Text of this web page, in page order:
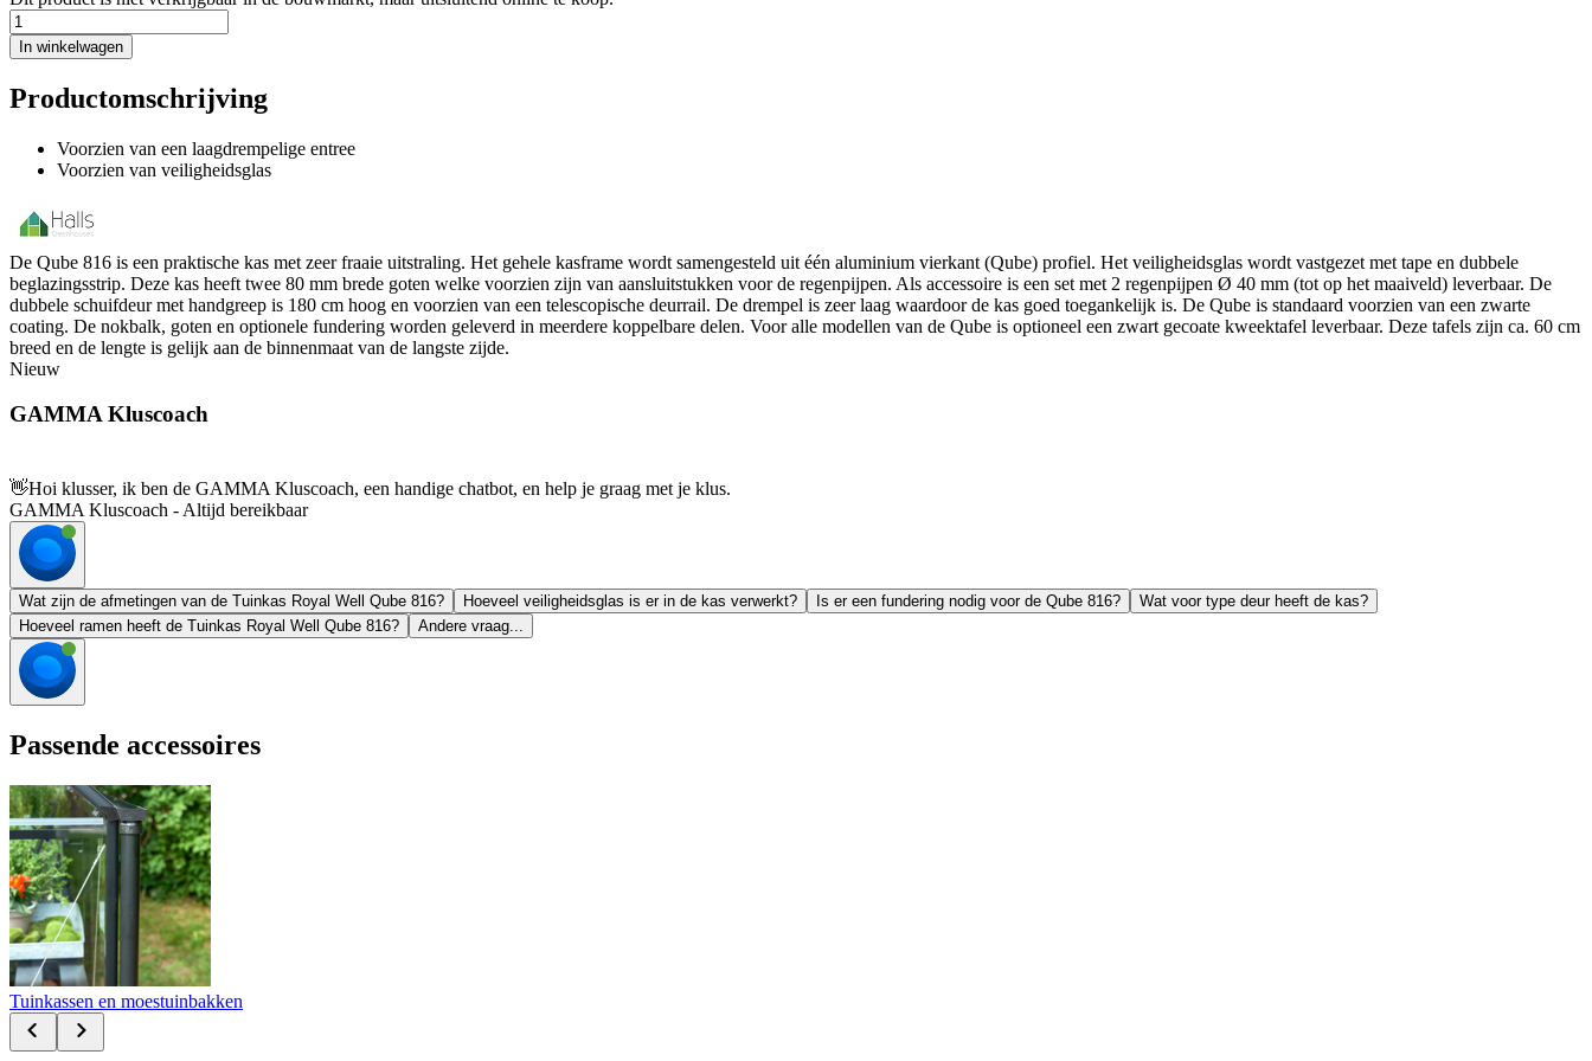
In winkelwagen
Productomschrijving
Voorzien van een laagdrempelige entree
Voorzien van veiligheidsglas
De Qube 816 is een praktische kas met zeer fraaie uitstraling. Het gehele kasframe wordt samengesteld uit één aluminium vierkant (Qube) profiel. Het veiligheidsglas wordt vastgezet met tape en dubbele
beglazingsstrip. Deze kas heeft twee 80 mm brede goten welke voorzien zijn van aansluitstukken voor de regenpijpen. Als accessoire is een set met 2 regenpijpen Ø 40 mm (tot op het maaiveld) leverbaar. De
dubbele schuifdeur met handgreep is 180 cm hoog en voorzien van een telescopische deurrail. De drempel is zeer laag waardoor de kas goed toegankelijk is. De Qube is standaard voorzien van een zwarte
coating. De nokbalk, goten en optionele fundering worden geleverd in meerdere koppelbare delen. Voor alle modellen van de Qube is optioneel een zwart gecoate kweektafel leverbaar. Deze tafels zijn ca. 60 cm
breed en de lengte is gelijk aan de binnenmaat van de langste zijde.
Nieuw
GAMMA Kluscoach
👋Hoi klusser, ik ben de GAMMA Kluscoach, een handige chatbot, en help je graag met je klus.
GAMMA Kluscoach - Altijd bereikbaar
Wat zijn de afmetingen van de Tuinkas Royal Well Qube 816? Hoeveel veiligheidsglas is er in de kas verwerkt? Is er een fundering nodig voor de Qube 816?
Wat voor type deur heeft de kas?
Hoeveel ramen heeft de Tuinkas Royal Well Qube 816?
Andere vraag...
Passende accessoires
Tuinkassen en moestuinbakken